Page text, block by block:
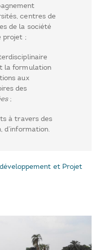
centres de
de la société
projet ;
la formulation
aux
des
;
à travers des
d’information.
et Projet